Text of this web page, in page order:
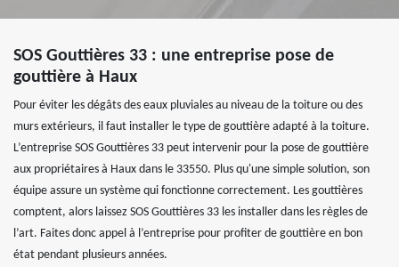
SOS Gouttières 33 : une entreprise pose de
gouttière à Haux
Pour éviter les dégâts des eaux pluviales au niveau de la toiture ou des
murs extérieurs, il faut installer le type de gouttière adapté à la toiture.
L’entreprise SOS Gouttières 33 peut intervenir pour la pose de gouttière
aux propriétaires à Haux dans le 33550. Plus qu'une simple solution, son
équipe assure un système qui fonctionne correctement. Les gouttières
comptent, alors laissez SOS Gouttières 33 les installer dans les règles de
l’art. Faites donc appel à l’entreprise pour profiter de gouttière en bon
état pendant plusieurs années.